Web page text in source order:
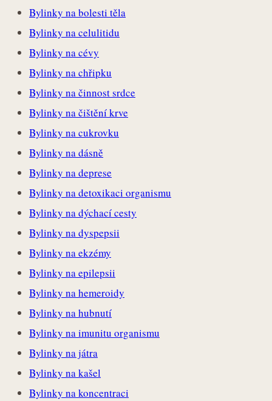
Bylinky na bolesti těla
Bylinky na celulitidu
Bylinky na cévy
Bylinky na chřipku
Bylinky na činnost srdce
Bylinky na čištění krve
Bylinky na cukrovku
Bylinky na dásně
Bylinky na deprese
Bylinky na detoxikaci organismu
Bylinky na dýchací cesty
Bylinky na dyspepsii
Bylinky na ekzémy
Bylinky na epilepsii
Bylinky na hemeroidy
Bylinky na hubnutí
Bylinky na imunitu organismu
Bylinky na játra
Bylinky na kašel
Bylinky na koncentraci